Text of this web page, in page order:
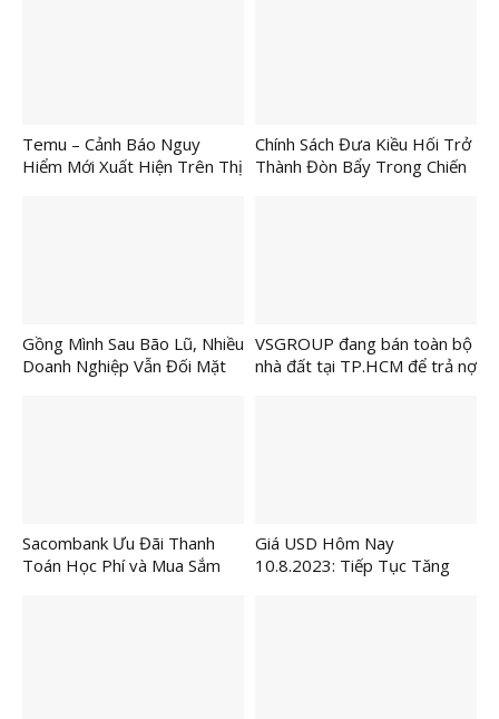
Temu – Cảnh Báo Nguy
Hiểm Mới Xuất Hiện Trên Thị
Chính Sách Đưa Kiều Hối Trở
Thành Đòn Bẩy Trong Chiến
Gồng Mình Sau Bão Lũ, Nhiều
Doanh Nghiệp Vẫn Đối Mặt
VSGROUP đang bán toàn bộ
nhà đất tại TP.HCM để trả nợ
Sacombank Ưu Đãi Thanh
Toán Học Phí và Mua Sắm
Giá USD Hôm Nay
10.8.2023: Tiếp Tục Tăng